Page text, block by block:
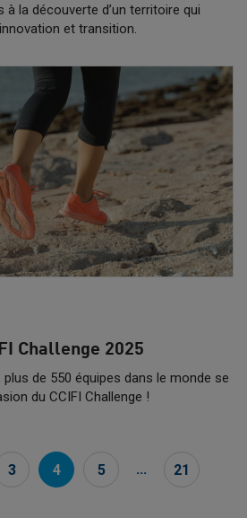
la découverte d’un territoire qui
et transition.
Challenge 2025
plus de 550 équipes dans le monde se
du CCIFI Challenge !
3 4 5 ... 21